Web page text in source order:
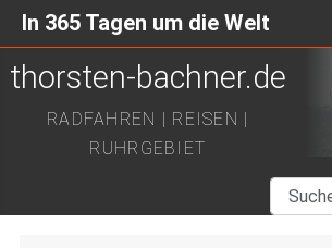
thorsten-bachner.de
RADFAHREN | REISEN |
RUHRGEBIET
Suchen
In 365 Tagen um die Welt